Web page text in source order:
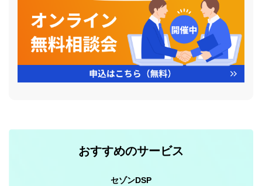
おすすめのサービス
セゾンDSP